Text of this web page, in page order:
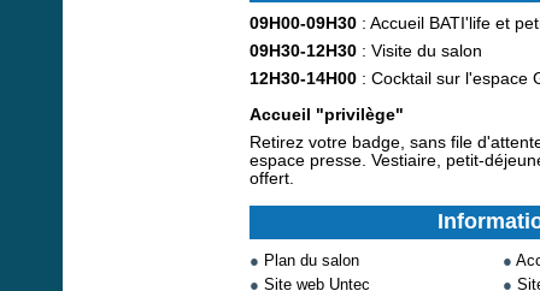
09H00-09H30 : Accueil BATI'life et
09H30-12H30 : Visite du salon
12H30-14H00 : Cocktail sur l'espace
Accueil "privilège"
Retirez votre badge, sans file
espace presse. Vestiaire, petit-
offert.
● Plan du salon ●
● Site web Untec ●